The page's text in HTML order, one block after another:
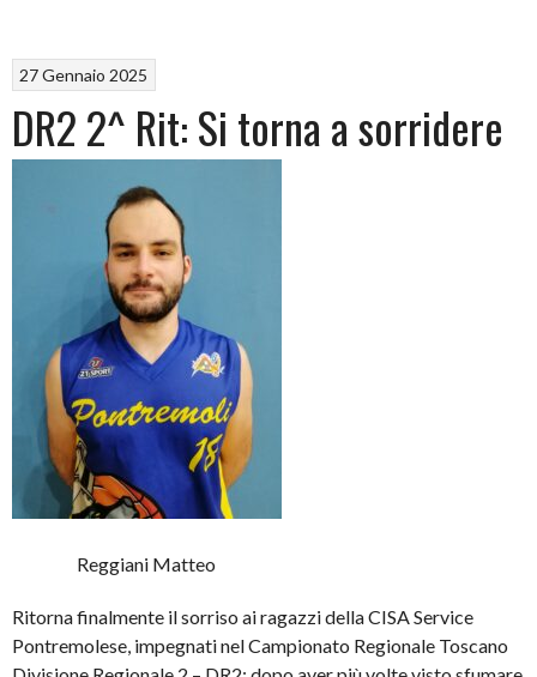
27 Gennaio 2025
DR2 2^ Rit: Si torna a sorridere
Reggiani Matteo
Ritorna finalmente il sorriso ai ragazzi della CISA Service
Pontremolese, impegnati nel Campionato Regionale Toscano